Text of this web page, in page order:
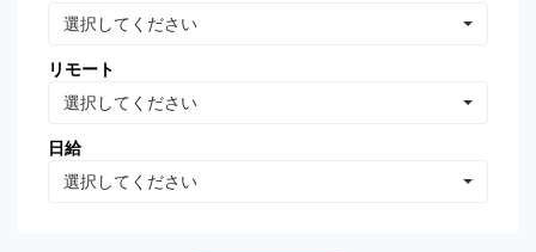
WordPress
選択してください
リモート
選択してください
日給
選択してください